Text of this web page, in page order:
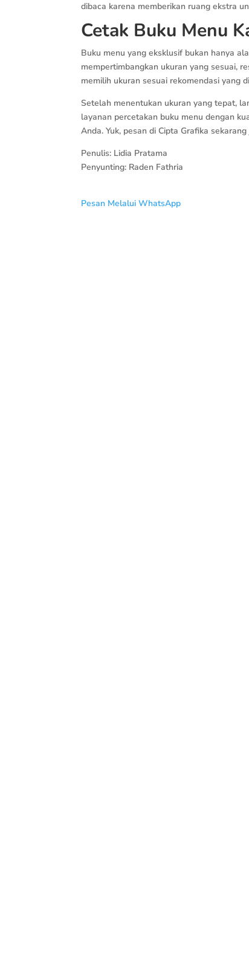
dibaca karena memberikan ruang ekstra
Cetak Buku Menu
Buku menu yang eksklusif bukan hanya
mempertimbangkan ukuran yang sesuai,
memilih ukuran sesuai rekomendasi yang
Setelah menentukan ukuran yang tepat,
layanan percetakan buku menu dengan
Anda. Yuk, pesan di Cipta Grafika
Penulis: Lidia Pratama
Penyunting: Raden Fathria
Pesan Melalui WhatsApp